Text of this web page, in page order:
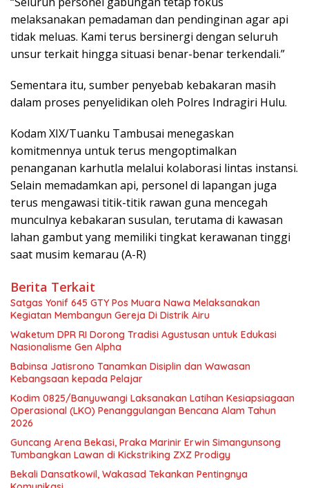
melaksanakan pemadaman dan pendinginan agar api
tidak meluas. Kami terus bersinergi dengan seluruh
unsur terkait hingga situasi benar-benar terkendali.”
Sementara itu, sumber penyebab kebakaran masih
dalam proses penyelidikan oleh Polres Indragiri Hulu.
Kodam XIX/Tuanku Tambusai menegaskan
komitmennya untuk terus mengoptimalkan
penanganan karhutla melalui kolaborasi lintas instansi.
Selain memadamkan api, personel di lapangan juga
terus mengawasi titik-titik rawan guna mencegah
munculnya kebakaran susulan, terutama di kawasan
lahan gambut yang memiliki tingkat kerawanan tinggi
saat musim kemarau (A-R)
Berita Terkait
Satgas Yonif 645 GTY Pos Muara Nawa Melaksanakan
Kegiatan Membangun Gereja Di Distrik Airu
Waketum DPR RI Dorong Tradisi Agustusan untuk Edukasi
Nasionalisme Gen Alpha
Babinsa Jatisrono Tanamkan Disiplin dan Wawasan
Kebangsaan kepada Pelajar
Kodim 0825/Banyuwangi Laksanakan Latihan Kesiapsiagaan
Operasional (LKO) Penanggulangan Bencana Alam Tahun
2026
Guncang Arena Bekasi, Praka Marinir Erwin Simangunsong
Tumbangkan Lawan di Kickstriking ZXZ Prodigy
Bekali Dansatkowil, Wakasad Tekankan Pentingnya